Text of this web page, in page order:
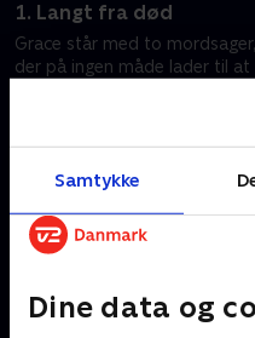
Samtykke
Dine data og
1. Langt fra død
Grace står med to mordsager,
der på ingen måde lader til at
2. juli 2025 • 88 min
Andre så også